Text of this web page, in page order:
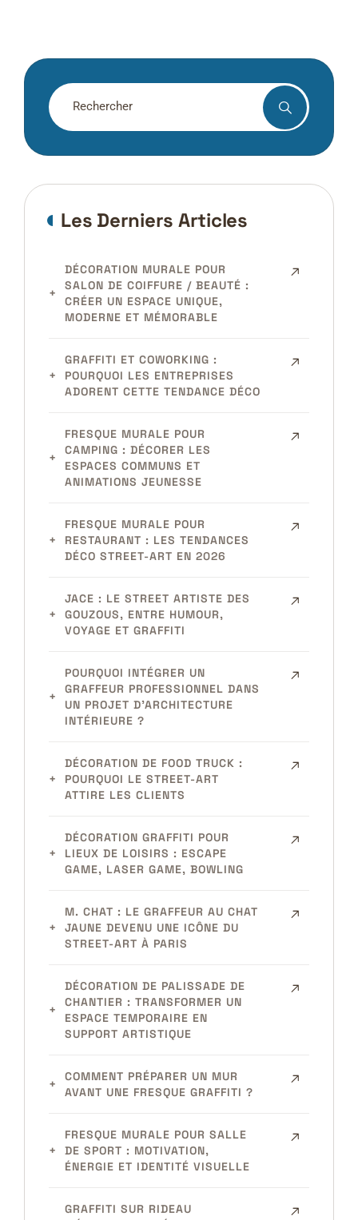
Les Derniers Articles
DÉCORATION MURALE POUR
SALON DE COIFFURE / BEAUTÉ :
CRÉER UN ESPACE UNIQUE,
MODERNE ET MÉMORABLE
GRAFFITI ET COWORKING :
POURQUOI LES ENTREPRISES
ADORENT CETTE TENDANCE DÉCO
FRESQUE MURALE POUR
CAMPING : DÉCORER LES
ESPACES COMMUNS ET
ANIMATIONS JEUNESSE
FRESQUE MURALE POUR
RESTAURANT : LES TENDANCES
DÉCO STREET-ART EN 2026
JACE : LE STREET ARTISTE DES
GOUZOUS, ENTRE HUMOUR,
VOYAGE ET GRAFFITI
POURQUOI INTÉGRER UN
GRAFFEUR PROFESSIONNEL DANS
UN PROJET D’ARCHITECTURE
INTÉRIEURE ?
DÉCORATION DE FOOD TRUCK :
POURQUOI LE STREET-ART
ATTIRE LES CLIENTS
DÉCORATION GRAFFITI POUR
LIEUX DE LOISIRS : ESCAPE
GAME, LASER GAME, BOWLING
M. CHAT : LE GRAFFEUR AU CHAT
JAUNE DEVENU UNE ICÔNE DU
STREET-ART À PARIS
DÉCORATION DE PALISSADE DE
CHANTIER : TRANSFORMER UN
ESPACE TEMPORAIRE EN
SUPPORT ARTISTIQUE
COMMENT PRÉPARER UN MUR
AVANT UNE FRESQUE GRAFFITI ?
FRESQUE MURALE POUR SALLE
DE SPORT : MOTIVATION,
ÉNERGIE ET IDENTITÉ VISUELLE
GRAFFITI SUR RIDEAU